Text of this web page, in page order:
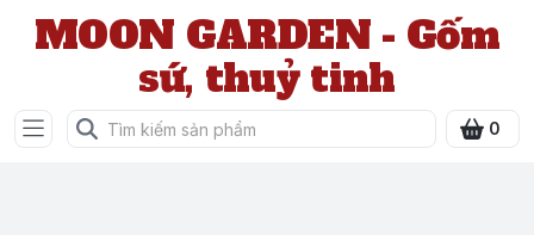
MOON GARDEN - Gốm
sứ, thuỷ tinh
0